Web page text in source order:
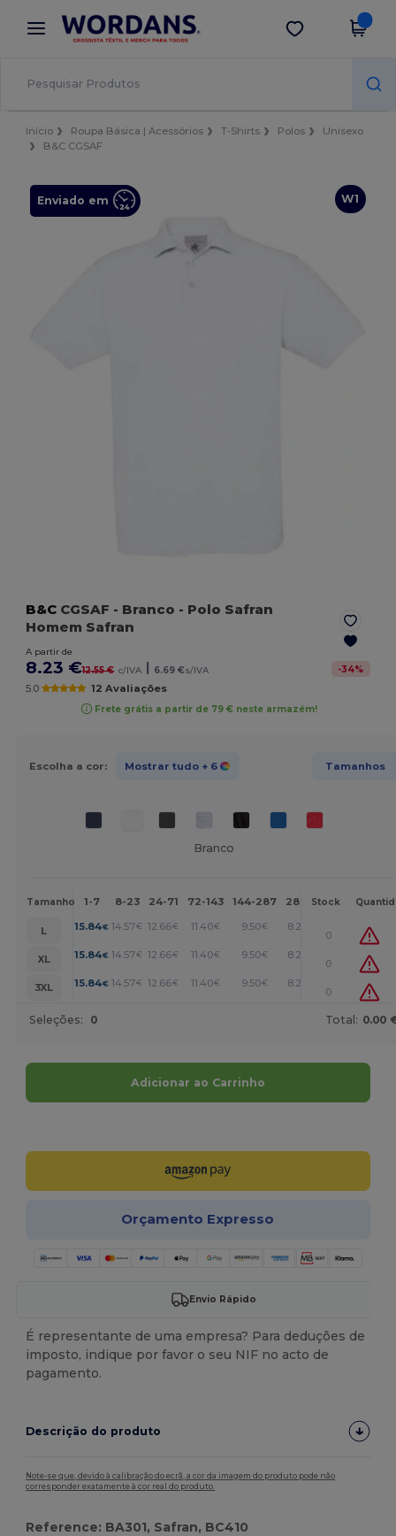
× App Wordans
Melhores preços na app!
Obter app
Início Roupa Básica | Acessórios T-Shirts Polos
Unisexo
B&C CGSAF
W1
Enviado em
B&C CGSAF - Branco - Polo Safran
Homem Safran
A partir de
8.23 €12.55 € c/IVA | 6.69 €s/IVA -34%
5.0 12 Avaliações
Frete grátis a partir de 79 € neste armazém!
Escolha a cor: Mostrar tudo + 6 Tamanhos
Branco
Tamanho 1-7 8-23 24-71 72-143 144-287 288 + Mais
Stock
L 15.84€ 14.57€ 12.66€ 11.40€ 9.50€ 8.23
0
XL
15.84€ 14.57€ 12.66€ 11.40€ 9.50€ 8.23
0
3XL
15.84€ 14.57€ 12.66€ 11.40€ 9.50€ 8.23
0
Seleções: 0 Total: 0.00
Adicionar ao Carrinho
Orçamento Expresso
Envio Rápido
É representante de uma empresa? Para deduções de
imposto, indique por favor o seu NIF no acto de
pagamento.
Descrição do produto
Note-se que, devido à calibração do ecrã, a cor da imagem do produto pode não
corresponder exatamente à cor real do produto.
Reference: BA301, Safran, BC410